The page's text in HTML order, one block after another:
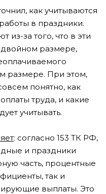
как учитываются
в праздники.
из-за того, что в эти
двойном размере,
размере. При этом,
понятно, как
труда, и какие
учитывать.
: согласно 153 ТК РФ,
и праздники
часть, процентные
так и
выплаты. Это